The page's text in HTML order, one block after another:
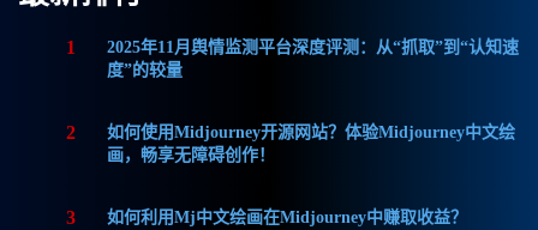
1
2025年11月舆情监测平台深度评测：从“抓取”到“认知速
度”的较量
2
如何使用Midjourney开源网站？体验Midjourney中文绘
画，畅享无障碍创作！
3 如何利用Mj中文绘画在Midjourney中赚取收益？